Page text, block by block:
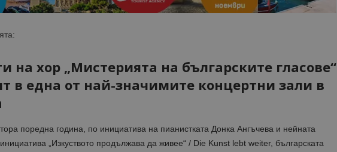
на хор „Мистерията на българските гласове“
в една от най-значимите концертни зали в
поредна година, по инициатива на пианистката Донка Ангъчева и нейната
„Изкуството продължава да живее“ / Die Kunst lebt weiter, българската